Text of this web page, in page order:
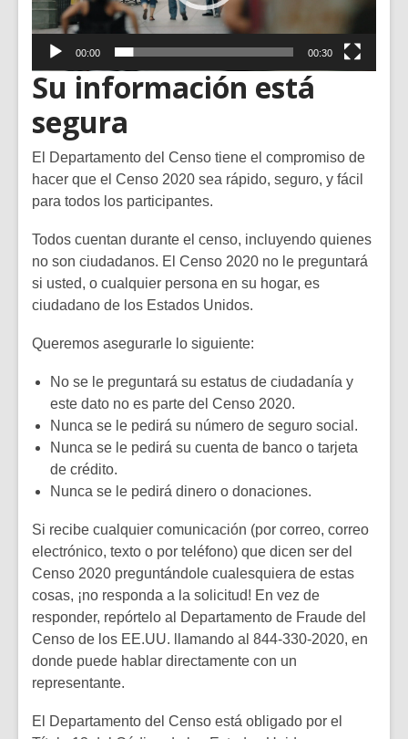
00:00 00:30
Su información está
segura
El Departamento del Censo tiene el compromiso de
hacer que el Censo 2020 sea rápido, seguro, y fácil
para todos los participantes.
Todos cuentan durante el censo, incluyendo quienes
no son ciudadanos. El Censo 2020 no le preguntará
si usted, o cualquier persona en su hogar, es
ciudadano de los Estados Unidos.
Queremos asegurarle lo siguiente:
No se le preguntará su estatus de ciudadanía y
este dato no es parte del Censo 2020.
Nunca se le pedirá su número de seguro social.
Nunca se le pedirá su cuenta de banco o tarjeta
de crédito.
Nunca se le pedirá dinero o donaciones.
Si recibe cualquier comunicación (por correo, correo
electrónico, texto o por teléfono) que dicen ser del
Censo 2020 preguntándole cualesquiera de estas
cosas, ¡no responda a la solicitud! En vez de
responder, repórtelo al Departamento de Fraude del
Censo de los EE.UU. llamando al 844-330-2020, en
donde puede hablar directamente con un
representante.
El Departamento del Censo está obligado por el